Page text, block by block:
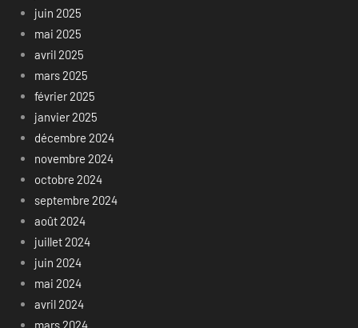
juin 2025
mai 2025
avril 2025
mars 2025
février 2025
janvier 2025
décembre 2024
novembre 2024
octobre 2024
septembre 2024
août 2024
juillet 2024
juin 2024
mai 2024
avril 2024
mars 2024